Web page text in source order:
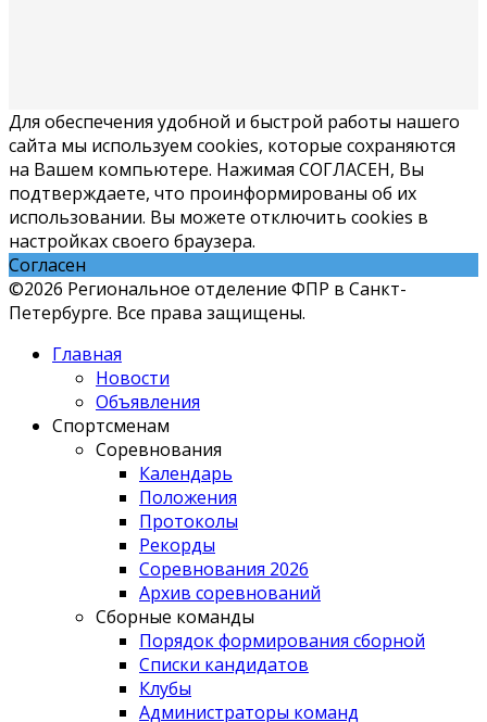
Для обеспечения удобной и быстрой работы нашего
сайта мы используем cookies, которые сохраняются
на Вашем компьютере. Нажимая СОГЛАСЕН, Вы
подтверждаете, что проинформированы об их
использовании. Вы можете отключить cookies в
настройках своего браузера.
Согласен
©2026 Региональное отделение ФПР в Санкт-
Петербурге. Все права защищены.
Главная
Новости
Объявления
Спортсменам
Соревнования
Календарь
Положения
Протоколы
Рекорды
Соревнования 2026
Архив соревнований
Сборные команды
Порядок формирования сборной
Списки кандидатов
Клубы
Администраторы команд